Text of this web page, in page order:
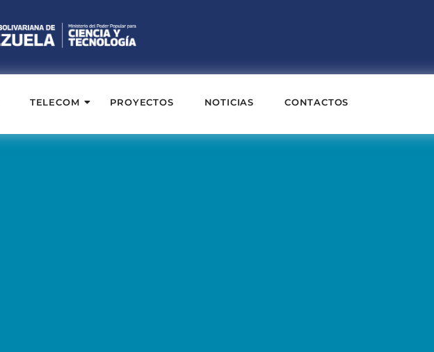
TELECOM PROYECTOS NOTICIAS CONTACTOS